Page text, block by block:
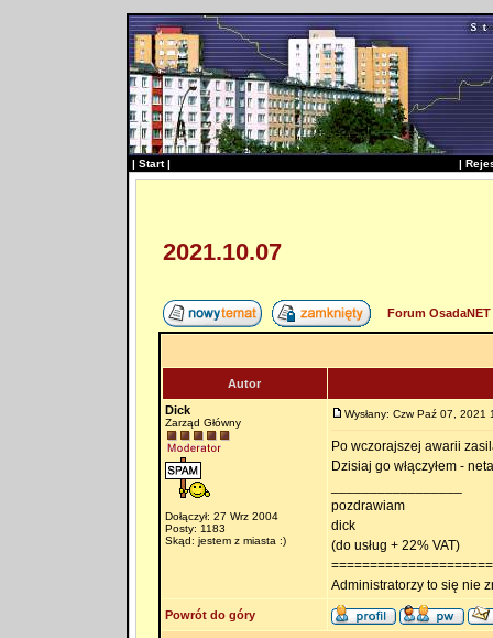
| Start| |
2021.10.07
Forum
Autor
Dick
Zarząd Główny
Dołączył: 27 Wrz 2004
Posty: 1183
Skąd: jestem z miasta :)
Wysłany: Czw Paź 07, 2021
Po wczorajszej awarii
Dzisiaj go włączyłem -
pozdrawiam
dick
(do usług + 22% VAT)
Administratorzy to się nie
Powrót do góry